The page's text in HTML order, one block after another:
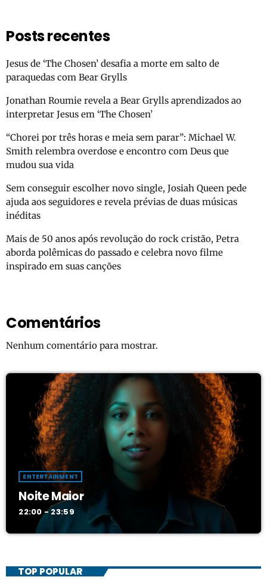
Posts recentes
Jesus de ‘The Chosen’ desafia a morte em salto de
paraquedas com Bear Grylls
Jonathan Roumie revela a Bear Grylls aprendizados ao
interpretar Jesus em ‘The Chosen’
“Chorei por três horas e meia sem parar”: Michael W.
Smith relembra overdose e encontro com Deus que
mudou sua vida
Sem conseguir escolher novo single, Josiah Queen pede
ajuda aos seguidores e revela prévias de duas músicas
inéditas
Mais de 50 anos após revolução do rock cristão, Petra
aborda polêmicas do passado e celebra novo filme
inspirado em suas canções
Comentários
Nenhum comentário para mostrar.
ENTERTAINMENT
Noite Maior
22:00 - 23:59
TOP POPULAR